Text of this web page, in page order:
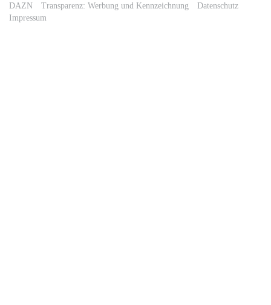
DAZN
Transparenz: Werbung und Kennzeichnung
Datenschutz
Impressum